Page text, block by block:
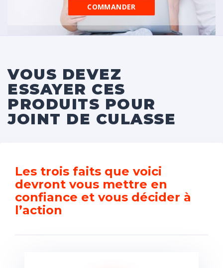
COMMANDER
VOUS DEVEZ
ESSAYER CES
PRODUITS POUR
JOINT DE CULASSE
Les trois faits que voici
devront vous mettre en
confiance et vous décider à
l’action